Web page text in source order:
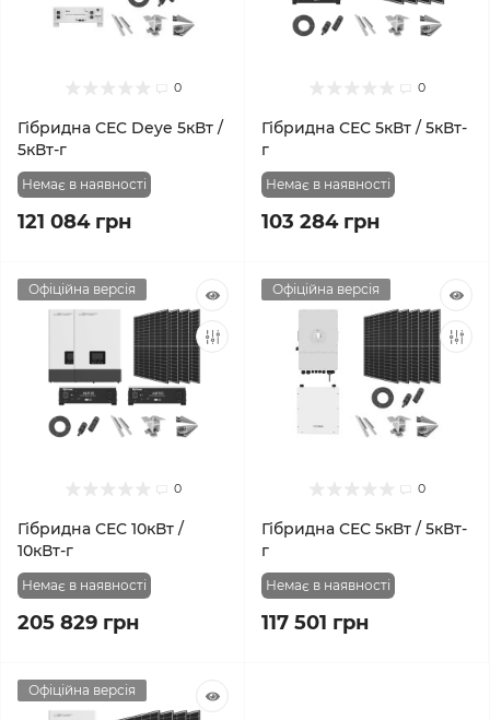
0
Гібридна СЕС Deye 5кВт /
5кВт-г
Немає в наявності
121 084 грн
0
Гібридна СЕС 5кВт / 5кВт-
г
Немає в наявності
103 284 грн
Офіційна версія
0
Гібридна СЕС 10кВт /
10кВт-г
Немає в наявності
205 829 грн
Офіційна версія
0
Гібридна СЕС 5кВт / 5кВт-
г
Немає в наявності
117 501 грн
Офіційна версія